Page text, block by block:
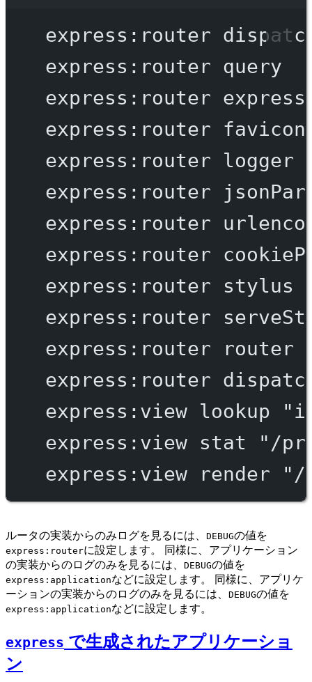
express:router
express:router
query
express:router
express:router
favicon
express:router
logger
express:router
express:router
express:router
express:router
stylus
express:router
express:router
router
express:router
express:view
lookup
express:view
stat
"/
express:view
render "/
ルータの実装からのみログを見るには、 DEBUGの値を
express:routerに設定します。 同様に、アプリケーション
の実装からのログのみを見るには、 DEBUGの値を
express:applicationなどに設定します。 同様に、アプリケ
ーションの実装からのログのみを見るには、 DEBUGの値を
express:applicationなどに設定します。
express で生成されたアプリケーショ
ン